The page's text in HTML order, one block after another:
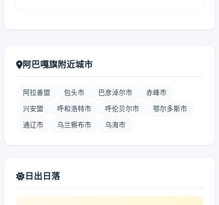
阿巴嘎旗附近城市
阿拉善盟 包头市 巴彦淖尔市 赤峰市
兴安盟 呼和浩特市 呼伦贝尔市 鄂尔多斯市
通辽市 乌兰察布市 乌海市
日出日落